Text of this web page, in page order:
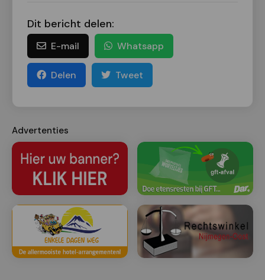
Dit bericht delen:
E-mail Whatsapp
Delen Tweet
Advertenties